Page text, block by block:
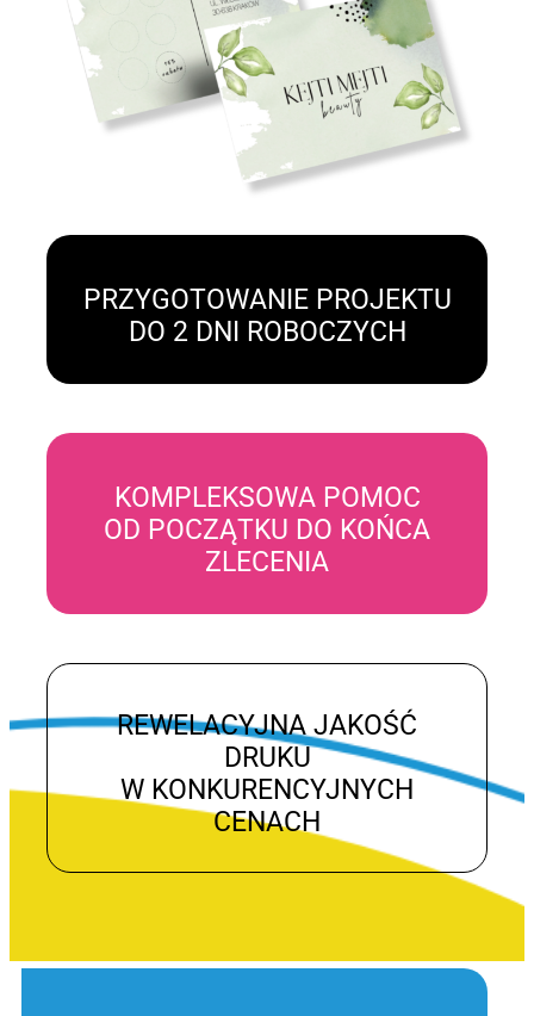
PRZYGOTOWANIE PROJEKTU
DO 2 DNI ROBOCZYCH
KOMPLEKSOWA POMOC
OD POCZĄTKU DO KOŃCA
ZLECENIA
REWELACYJNA JAKOŚĆ
DRUKU
W KONKURENCYJNYCH
CENACH